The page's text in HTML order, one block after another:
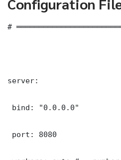
#
server:
bind: "0.0.0.0"
port: 8080